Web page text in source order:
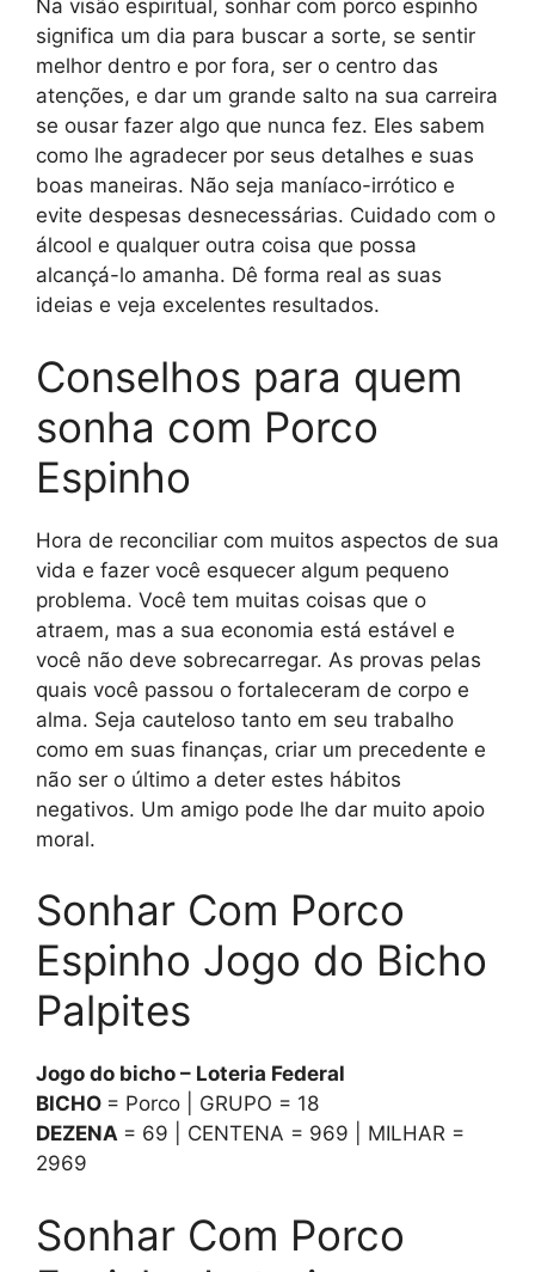
Na visão espiritual, sonhar com porco espinho
significa um dia para buscar a sorte, se sentir
melhor dentro e por fora, ser o centro das
atenções, e dar um grande salto na sua carreira
se ousar fazer algo que nunca fez. Eles sabem
como lhe agradecer por seus detalhes e suas
boas maneiras. Não seja maníaco-irrótico e
evite despesas desnecessárias. Cuidado com o
álcool e qualquer outra coisa que possa
alcançá-lo amanha. Dê forma real as suas
ideias e veja excelentes resultados.
Conselhos para quem
sonha com Porco
Espinho
Hora de reconciliar com muitos aspectos de sua
vida e fazer você esquecer algum pequeno
problema. Você tem muitas coisas que o
atraem, mas a sua economia está estável e
você não deve sobrecarregar. As provas pelas
quais você passou o fortaleceram de corpo e
alma. Seja cauteloso tanto em seu trabalho
como em suas finanças, criar um precedente e
não ser o último a deter estes hábitos
negativos. Um amigo pode lhe dar muito apoio
moral.
Sonhar Com Porco
Espinho Jogo do Bicho
Palpites
Jogo do bicho – Loteria Federal
BICHO = Porco | GRUPO = 18
DEZENA = 69 | CENTENA = 969 | MILHAR =
2969
Sonhar Com Porco